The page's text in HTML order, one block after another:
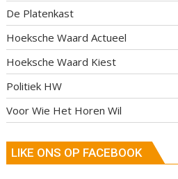
De Platenkast
Hoeksche Waard Actueel
Hoeksche Waard Kiest
Politiek HW
Voor Wie Het Horen Wil
LIKE ONS OP FACEBOOK